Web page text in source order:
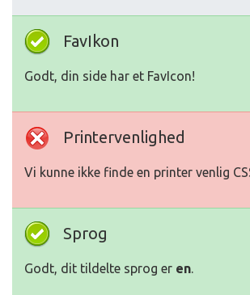
FavIkon
Godt, din side har et FavIcon!
Printervenlighed
Vi kunne ikke finde en printer venlig
Sprog
Godt, dit tildelte sprog er en.